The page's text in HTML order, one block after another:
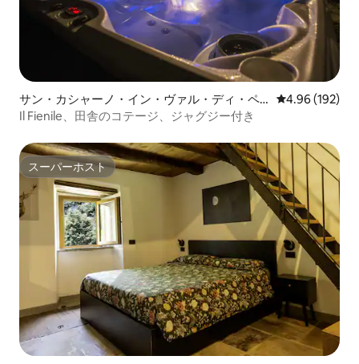
サン・カシャーノ・イン・ヴァル・ディ・ペ
ーザのコテージ
レビュー192
4.96 (192)
Il Fienile、田舎のコテージ、ジャグジー付き
スーパーホスト
スーパーホスト